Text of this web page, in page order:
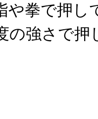
や拳で押し
の強さで